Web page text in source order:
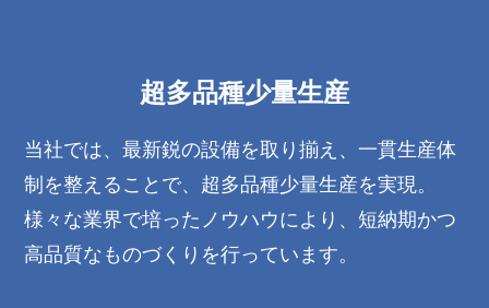
超多品種少量生産
当社では、最新鋭の設備を取り揃え、一貫生産体
制を整えることで、超多品種少量生産を実現。
様々な業界で培ったノウハウにより、短納期かつ
高品質なものづくりを行っています。